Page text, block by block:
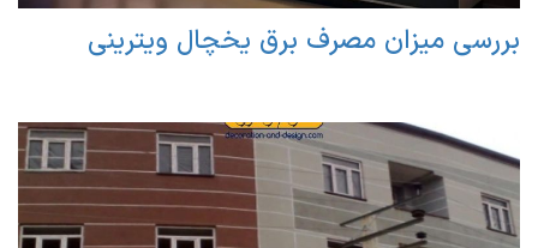
بررسی میزان مصرف برق یخچال ویترینی